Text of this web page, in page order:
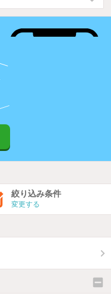
絞り込み条件
変更する